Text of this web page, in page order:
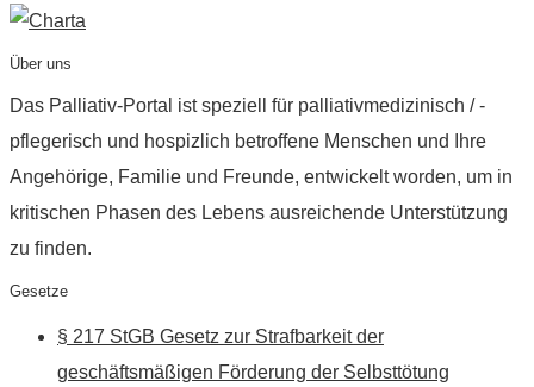
Über uns
Das Palliativ-Portal ist speziell für palliativmedizinisch / -
pflegerisch und hospizlich betroffene Menschen und Ihre
Angehörige, Familie und Freunde, entwickelt worden, um in
kritischen Phasen des Lebens ausreichende Unterstützung
zu finden.
Gesetze
§ 217 StGB Gesetz zur Strafbarkeit der
geschäftsmäßigen Förderung der Selbsttötung